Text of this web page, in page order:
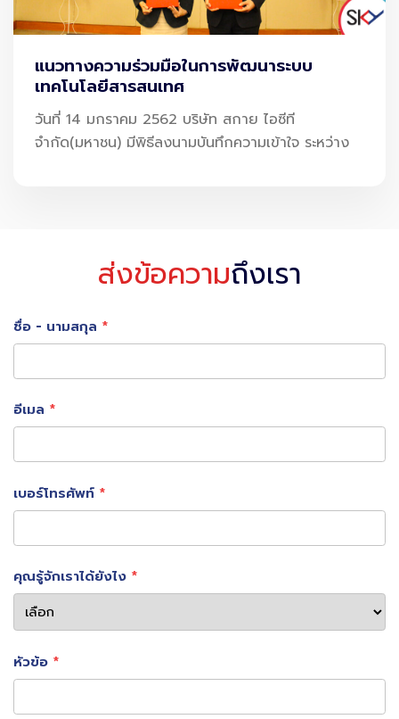
เคลื่อนธุรกิจตอบรับนโยบายของภาครัฐและยกระดับการบริการ
นักท่องเที่ยวและอุตสาหกรรมการท่องเที่ยวซึ่งถือเป็น
ตลาดหลักทรัพย์ภายในปีนี้ เพื่อรองรับการขยายตัวของงาน
เธียร์ จำกัด ที่ดำเนินธุรกิจการบริหารจัดการอสังหาริมทรัพย์
มั่นคง และเติบโตอย่างต่อเนื่องในปีนี้ เรามองหาโอกาสใหม่ใน
โอกาสและความท้าทายใหม่ๆ อาทิ เทคโนโลยีความปลอดภัย
อัจฉริยะ แพลตฟอร์มดิจิทัล ไปจนถึงการขยายสู่ธุรกิจ
และภาคเอกชน เพื่อเข้ามาเสริมความแข็งแกร่งให้กับบริษัท
แนวทางความร่วมมือในการพัฒนาระบบ
เทคโนโลยีสารสนเทศ
วันที่ 14 มกราคม 2562 บริษัท สกาย ไอซีที
จำกัด(มหาชน) มีพิธีลงนามบันทึกความเข้าใจ ระหว่าง
ส่งข้อความถึงเรา
ชื่อ - นามสกุล
อีเมล
เบอร์โทรศัพท์
คุณรู้จักเราได้ยังไง
หัวข้อ